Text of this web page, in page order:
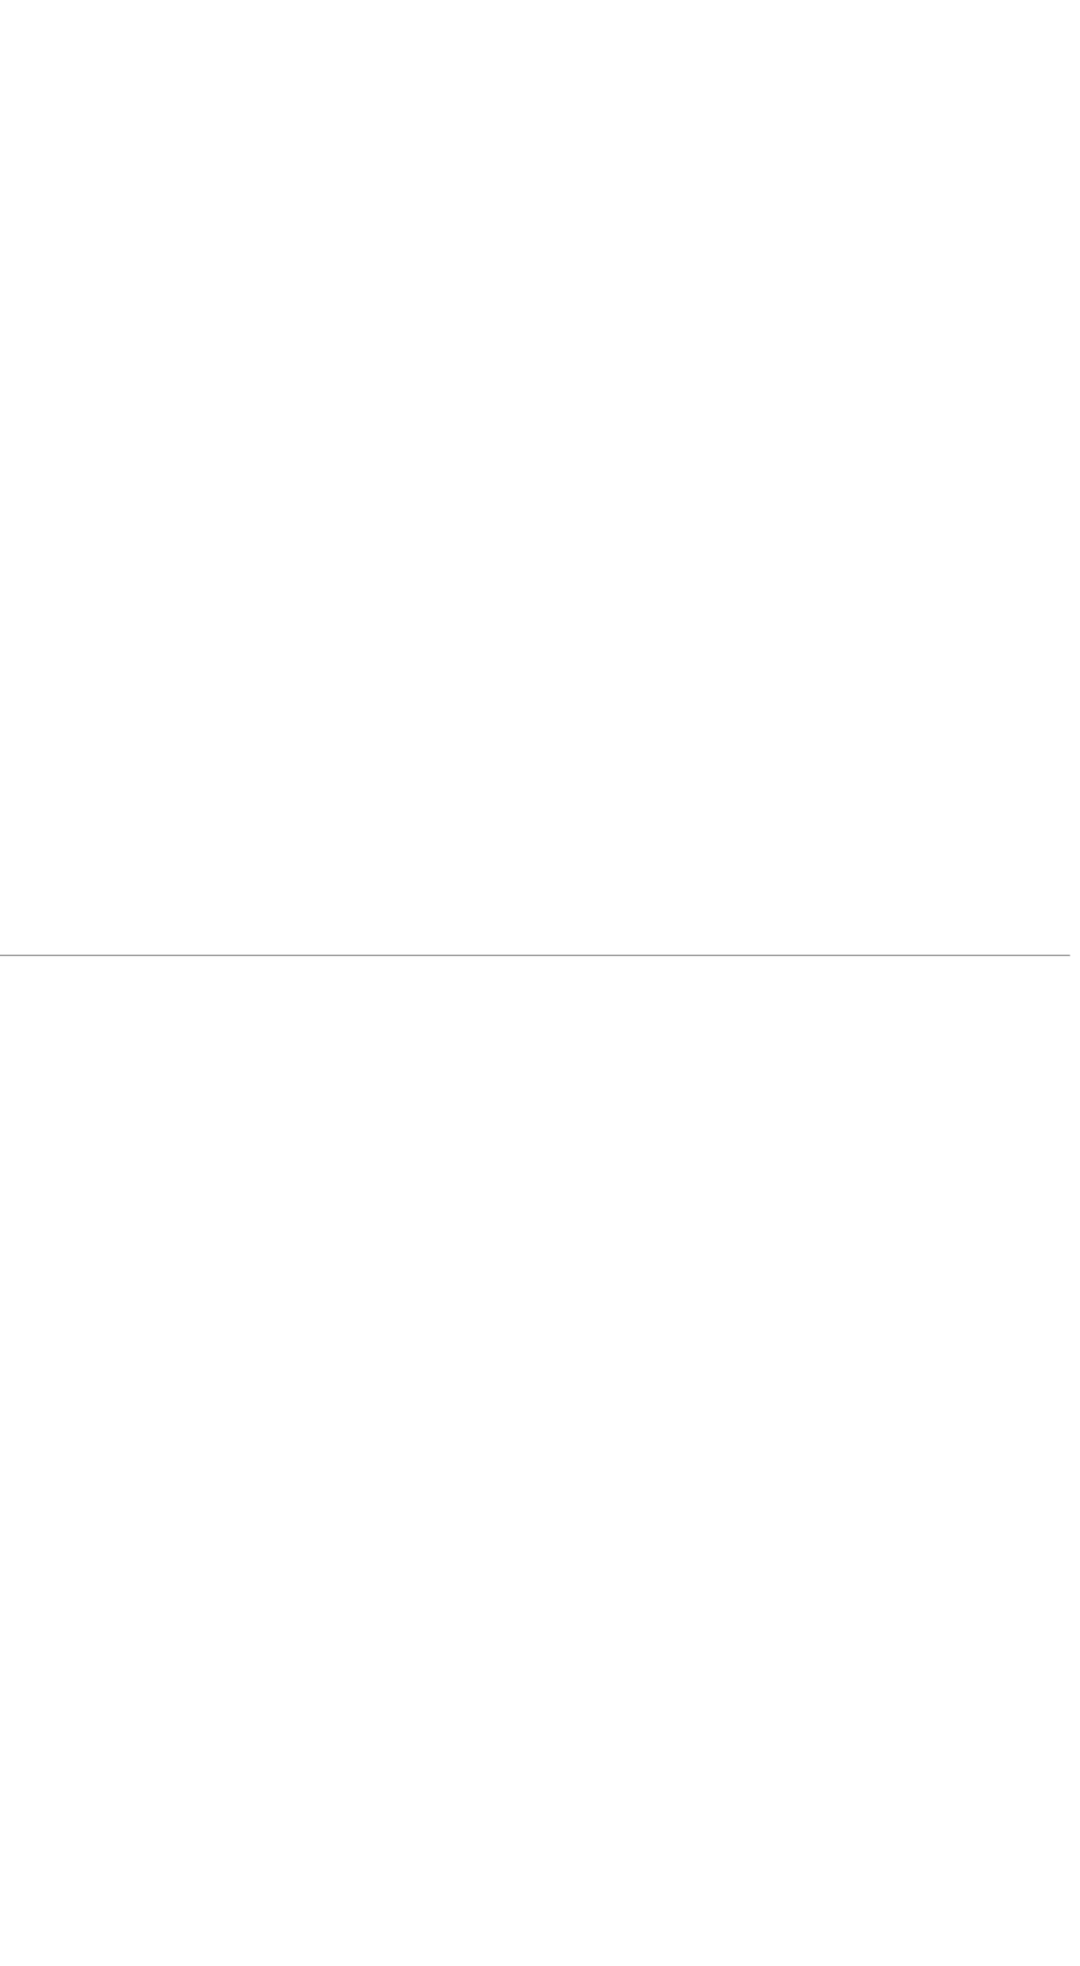
dapat digunakan dalam penggorengan yang panas tanpa membentuk asap beracun. 4. Titik Asap: Minyak Sayur: Minyak sayur
yang memerlukan suhu tinggi. Minyak Goreng: Minyak goreng harus memiliki titik asap tinggi agar dapat
Contoh
cenderung lebih sehat karena mengandung lebih banyak lemak tak jenuh baik, serta memiliki kandungan antioksidan yang melindungi tubuh dari
nutrisi dan kesehatan tubuh secara keseluruhan. Dengan memahami perbedaan ini, kita dapat membuat pilihan yang lebih cerdas dalam menggunakan